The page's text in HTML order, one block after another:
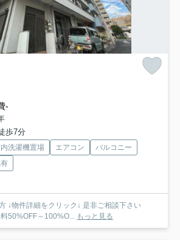
-
歩7分
洗濯機置場 エアコン
バルコニー
↓物件詳細をクリック↓ 是非ご相談下さい
～100%O... もっと見る